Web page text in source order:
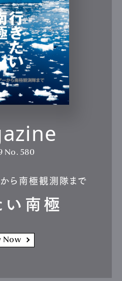
No. 580
から南極観測隊まで
い南極
Now